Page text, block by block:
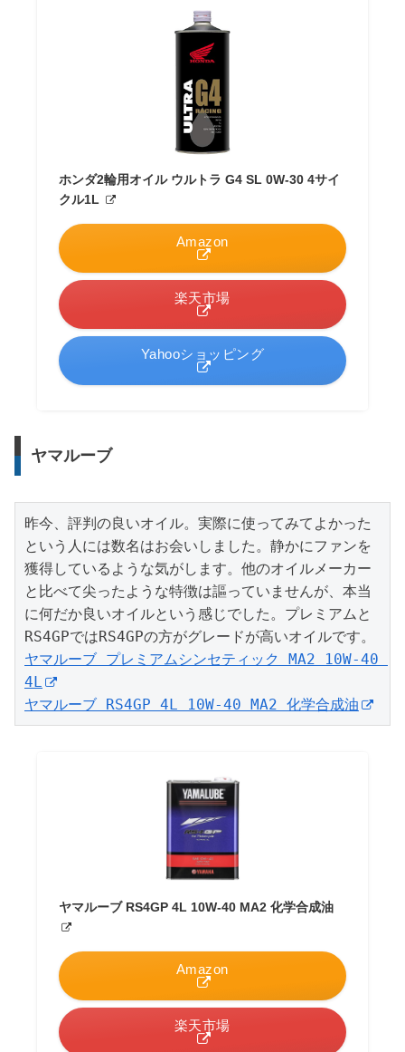
ホンダ2輪用オイル ウルトラ G4 SL 0W-30 4サイ
クル1L
Amazon
楽天市場
Yahooショッピング
ヤマルーブ
昨今、評判の良いオイル。実際に使ってみてよかった
という人には数名はお会いしました。静かにファンを
獲得しているような気がします。他のオイルメーカー
と比べて尖ったような特徴は謳っていませんが、本当
に何だか良いオイルという感じでした。プレミアムと
ヤマルーブ プレミアムシンセティック MA2 10W-40
4L
ヤマルーブ RS4GP 4L 10W-40 MA2 化学合成油
ヤマルーブ RS4GP 4L 10W-40 MA2 化学合成油
Amazon
楽天市場